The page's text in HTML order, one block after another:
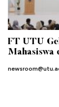
FT UTU
Mahasiswa